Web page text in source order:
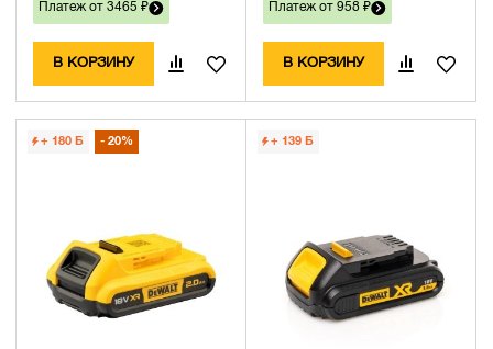
Платеж от 3465 ₽
В КОРЗИНУ
Платеж от 958 ₽
В КОРЗИНУ
+ 180 Б 20% + 139 Б